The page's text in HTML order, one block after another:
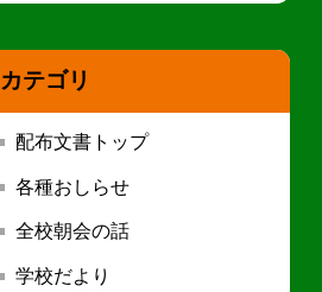
カテゴリ
配布文書トップ
各種おしらせ
全校朝会の話
学校だより